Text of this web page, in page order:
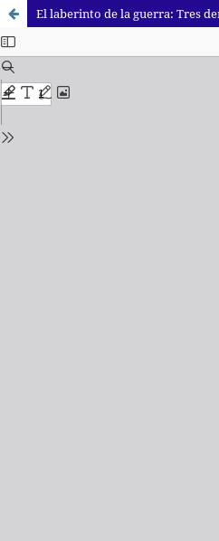
El laberinto de la guerra: Tres